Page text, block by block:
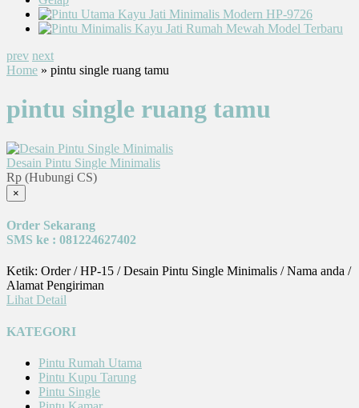
prev next
Home » pintu single ruang tamu
pintu single ruang tamu
Desain Pintu Single Minimalis
Rp (Hubungi CS)
×
Order Sekarang
SMS ke : 081224627402
Ketik: Order / HP-15 / Desain Pintu Single Minimalis / Nama anda /
Alamat Pengiriman
Lihat Detail
KATEGORI
Pintu Rumah Utama
Pintu Kupu Tarung
Pintu Single